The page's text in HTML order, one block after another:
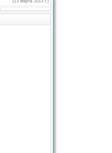
(13 марта 2013 г.)